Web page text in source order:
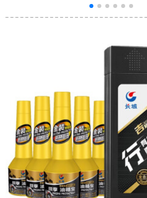
時間極保護全5 W-40
W-40 SNレベル4
L*2+1 L*2